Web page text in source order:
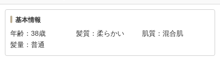
基本情報
年齢 38歳 髪質 柔らかい 肌質
混合肌
髪量
普通